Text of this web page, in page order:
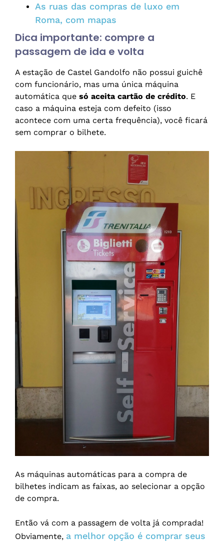
As ruas das compras de luxo em
Roma, com mapas
Dica importante: compre a
passagem de ida e volta
A estação de Castel Gandolfo não possui guichê
com funcionário, mas uma única máquina
automática que só aceita cartão de crédito. E
caso a máquina esteja com defeito (isso
acontece com uma certa frequência), você ficará
sem comprar o bilhete.
As máquinas automáticas para a compra de
bilhetes indicam as faixas, ao selecionar a opção
de compra.
Então vá com a passagem de volta já comprada!
Obviamente, a melhor opção é comprar seus